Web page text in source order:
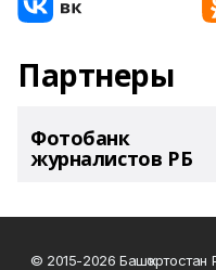
Партнеры
Фотобанк
журналистов РБ
© 2015-2026 Башҡортостан